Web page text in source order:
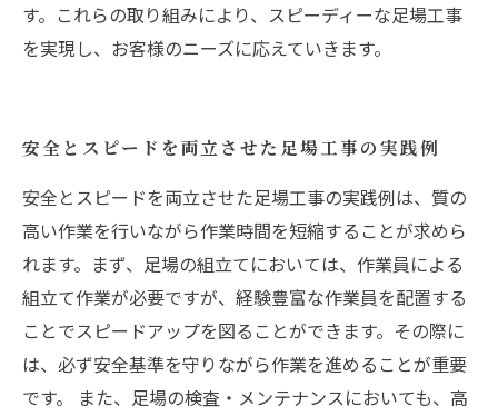
す。これらの取り組みにより、スピーディーな足場工事
を実現し、お客様のニーズに応えていきます。
安全とスピードを両立させた足場工事の実践例
安全とスピードを両立させた足場工事の実践例は、質の
高い作業を行いながら作業時間を短縮することが求めら
れます。まず、足場の組立てにおいては、作業員による
組立て作業が必要ですが、経験豊富な作業員を配置する
ことでスピードアップを図ることができます。その際に
は、必ず安全基準を守りながら作業を進めることが重要
です。 また、足場の検査・メンテナンスにおいても、高